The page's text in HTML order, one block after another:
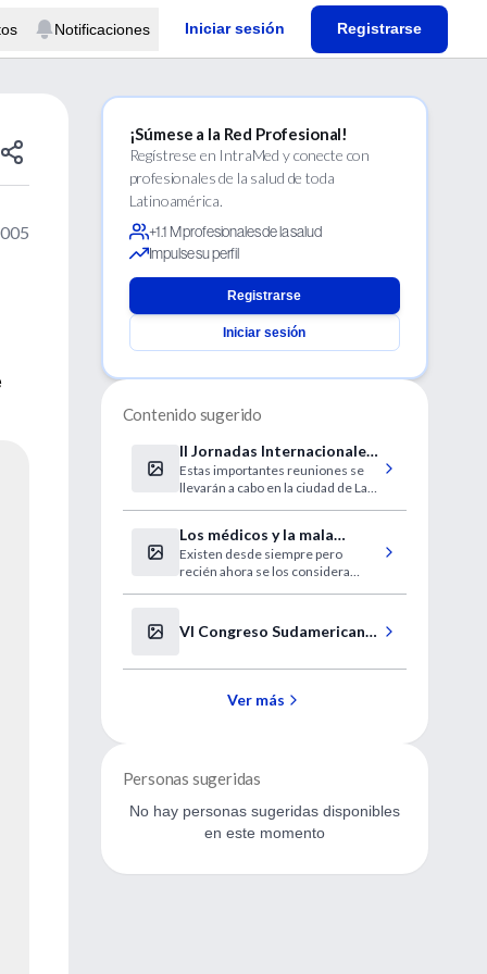
Notificaciones Iniciar sesión Registrarse
¡Súmese a la Red Profesional!
Regístrese en IntraMed y conecte con
profesionales de la salud de toda
Latinoamérica.
+1.1 M profesionales de la salud
Impulse su perfil
Registrarse
Iniciar sesión
Contenido sugerido
II Jornadas Internacionales
de Ginecología y
Obstetricia
Estas importantes reuniones se
llevarán a cabo en la ciudad de La
Los médicos y la mala
praxis
Existen desde siempre pero
recién ahora se los considera
Estados Unidos más muertes que
los accidentes de tránsito. ¿Y en la
VI Congreso Sudamericano
Ver más
Personas sugeridas
No hay personas sugeridas disponibles
en este momento